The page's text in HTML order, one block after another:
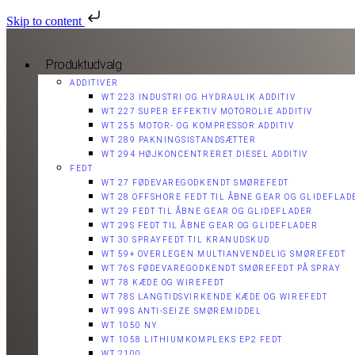
Skip to content
Produktudvalg
ADDITIVER
WT 223 INDUSTRI OG HYDRAULIK ADDITIV
WT 227 SUPER EFFEKTIV MOTOROLIE ADDITIV
WT 255 MOTOR- OG KOMPRESSOR ADDITIV
WT 289 PAKNINGSISTANDSÆTTER
WT 294 HØJKONCENTRERET DIESEL ADDITIV
FEDT
WT 27 FØDEVAREGODKENDT SMØREFEDT
WT 28 OFFSHORE FEDT TIL ÅBNE GEAR OG
WT 29 FEDT TIL ÅBNE GEAR OG GLIDEFLADER
WT 29S FEDT TIL ÅBNE GEAR OG GLIDEFLADER
WT 30 SPRAYFEDT TIL KRANUDSKUD
WT 59+ OVERLEGEN MULTIANVENDELIG SMØREFEDT​​
WT 76S FØDEVAREGODKENDT SMØREFEDT PÅ SPRAY​
WT 78 KÆDE OG WIREFEDT​
WT 78S LANGTIDSVIRKENDE KÆDE OG WIREFEDT​
WT 99S ANTI-SEIZE SMØREMIDDEL​
WT 1050 NY
WT 1058 LITHIUMKOMPLEKS EP2 FEDT​